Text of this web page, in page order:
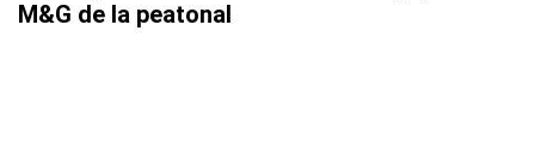
M&G de la peatonal